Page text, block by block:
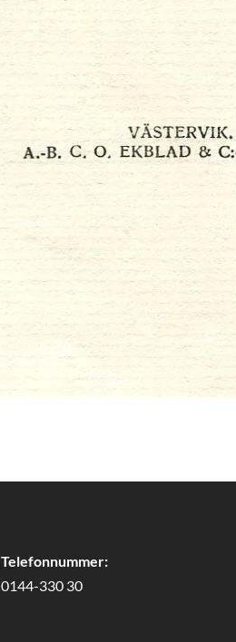
Telefonnummer:
0144-330 30